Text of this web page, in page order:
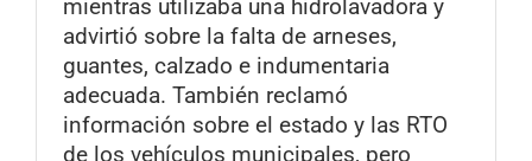
mientras utilizaba una hidrolavadora y
advirtió sobre la falta de arneses,
guantes, calzado e indumentaria
adecuada. También reclamó
información sobre el estado y las RTO
de los vehículos municipales, pero